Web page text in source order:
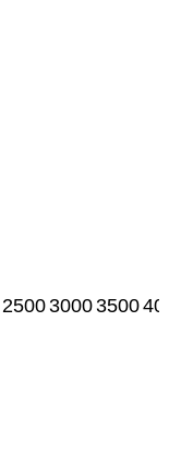
250030003500